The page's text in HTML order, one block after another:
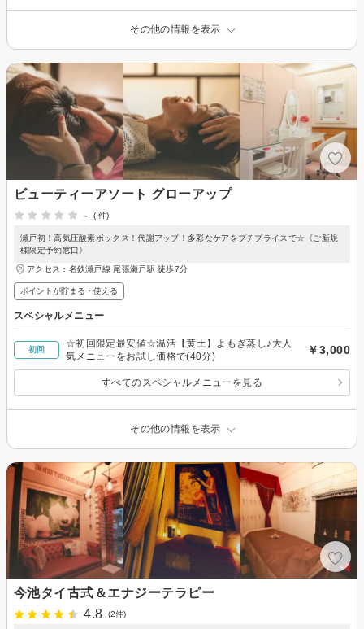
その他の情報を表示
ビューティーアソート グローアップ
-
(-件)
瀬戸初！高気圧酸素ボックス！代謝アップ！多彩なケアをプチプライスで☆《ご新規
様限定予約窓口》
アクセス：名鉄瀬戸線 尾張瀬戸駅 徒歩7分
ポイントが貯まる・使える
スペシャルメニュー
初回
☆初回限定最安値☆温活【黄土】よもぎ蒸し♪大人
気メニューをお試し価格で(40分)
￥3,000
すべてのスペシャルメニューを見る
その他の情報を表示
今池タイ古式＆エナジーテラピー
4.8
(2件)